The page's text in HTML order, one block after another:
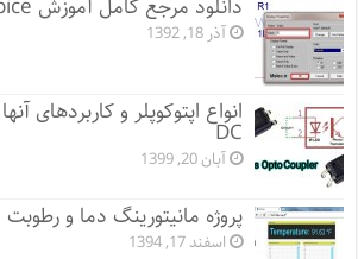
دانلود مرجع کامل آموزش OrCAD PSpice
آذر 18, 1392
DC
آبان 20, 1399
پروژه مانيتورينگ دما و
اسفند 17, 1394